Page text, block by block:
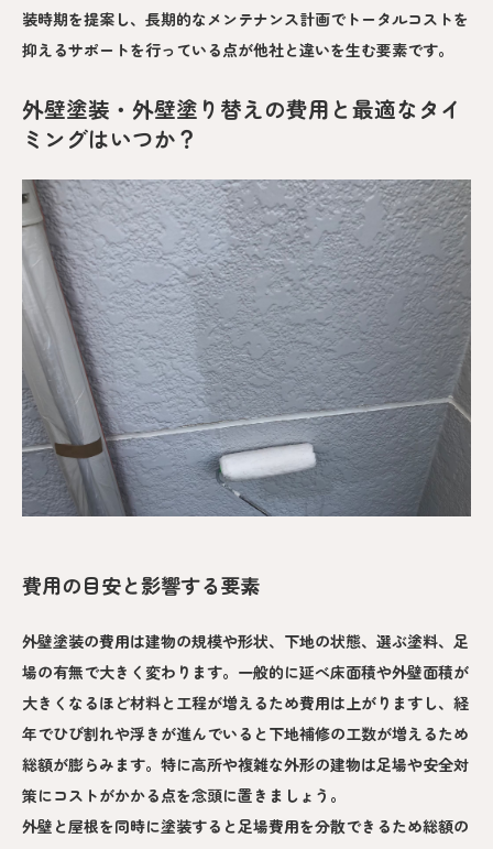
装時期を提案し、長期的なメンテナンス計画でトータルコストを
抑えるサポートを行っている点が他社と違いを生む要素です。
外壁塗装・外壁塗り替えの費用と最適なタイ
ミングはいつか？
費用の目安と影響する要素
外壁塗装の費用は建物の規模や形状、下地の状態、選ぶ塗料、足
場の有無で大きく変わります。一般的に延べ床面積や外壁面積が
大きくなるほど材料と工程が増えるため費用は上がりますし、経
年でひび割れや浮きが進んでいると下地補修の工数が増えるため
総額が膨らみます。特に高所や複雑な外形の建物は足場や安全対
策にコストがかかる点を念頭に置きましょう。
外壁と屋根を同時に塗装すると足場費用を分散できるため総額の